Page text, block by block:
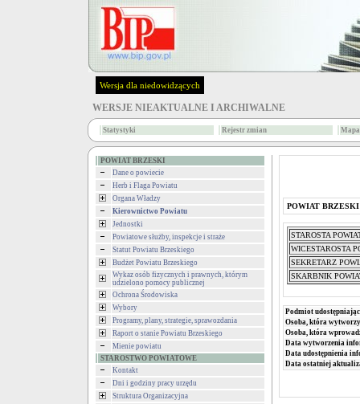
Wersja dla niedowidzących
WERSJE NIEAKTUALNE I ARCHIWALNE
Statystyki Rejestr zmian
POWIAT BRZESKI
Dane o powiecie
Herb i Flaga Powiatu
Organa Władzy
Kierownictwo Powiatu
Jednostki
Powiatowe służby, inspekcje i straże
Statut Powiatu Brzeskiego
Budżet Powiatu Brzeskiego
Wykaz osób fizycznych i prawnych, którym
udzielono pomocy publicznej
Ochrona Środowiska
Wybory
Programy, plany, strategie, sprawozdania
Raport o stanie Powiatu Brzeskiego
Mienie powiatu
STAROSTWO POWIATOWE
Kontakt
Dni i godziny pracy urzędu
Struktura Organizacyjna
POWIAT BRZESKI
STAROSTA
WICESTAROSTA
SEKRETARZ
SKARBNIK
Podmiot
Osoba, która
Osoba, która
Data wytworzenia
Data udostępnienia
Data ostatniej